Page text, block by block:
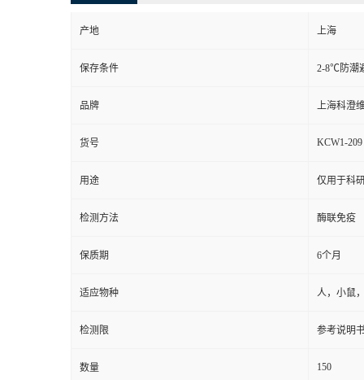
产地 上海
保存条件 2-8℃防潮
品牌 上海科澄
货号 KCW1-209
用途 仅用于科
检测方法 酶联免疫
保质期 6个月
适应物种 人，小鼠
检测限 参考说明
数量 150